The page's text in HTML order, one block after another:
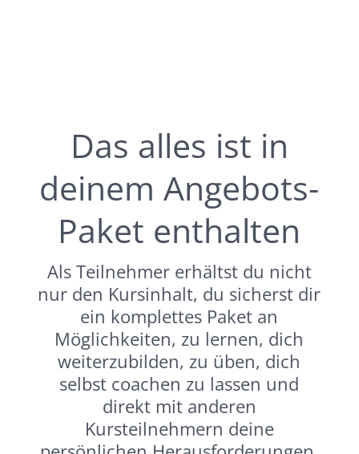
Das alles ist in
deinem Angebots-
Paket enthalten
Als Teilnehmer erhältst du nicht
nur den Kursinhalt, du sicherst dir
ein komplettes Paket an
Möglichkeiten, zu lernen, dich
weiterzubilden, zu üben, dich
selbst coachen zu lassen und
direkt mit anderen
Kursteilnehmern deine